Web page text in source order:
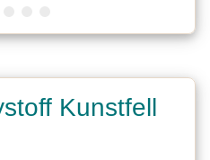
Kunstfell